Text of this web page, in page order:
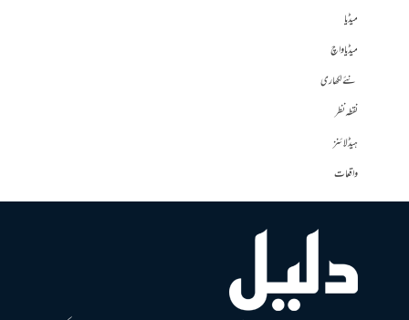
میڈیا
میڈیا واچ
نئے لکھاری
نقطہ نظر
ہیڈلائنز
واقعات